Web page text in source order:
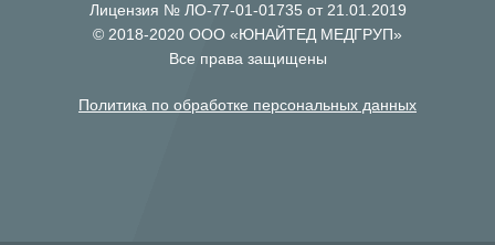
Лицензия № ЛО-77-01-01735 от 21.01.2019
© 2018-2020 ООО «ЮНАЙТЕД МЕДГРУП»
Все права защищены
Политика по обработке персональных данных